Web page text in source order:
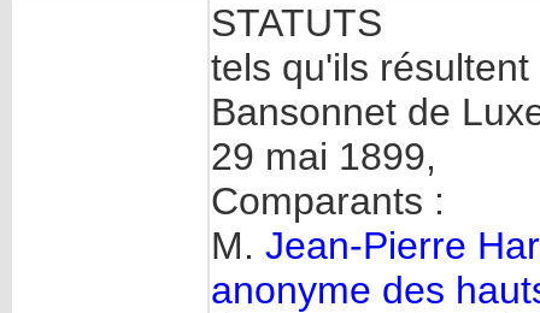
STATUTS
tels qu'ils
Bansonnet de
29 mai 1899,
Comparants :
M. Jean-Pierre
anonyme des